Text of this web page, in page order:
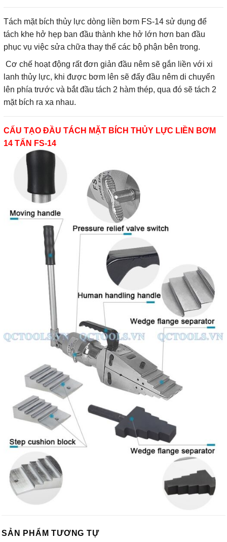
Tách mặt bích thủy lực dòng liền bơm FS-14 sử dụng để
tách khe hở hẹp ban đầu thành khe hở lớn hơn ban đầu
phục vụ việc sửa chữa thay thế các bộ phận bên trong.
Cơ chế hoạt động rất đơn giản đầu nêm sẽ gắn liền với xi
lanh thủy lực, khi được bơm lên sẽ đẩy đầu nêm di chuyển
lên phía trước và bắt đầu tách 2 hàm thép, qua đó sẽ tách 2
mặt bích ra xa nhau.
CẤU TẠO ĐẦU TÁCH MẶT BÍCH THỦY LỰC LIỀN BƠM
14 TẤN FS-14
SẢN PHẨM TƯƠNG TỰ